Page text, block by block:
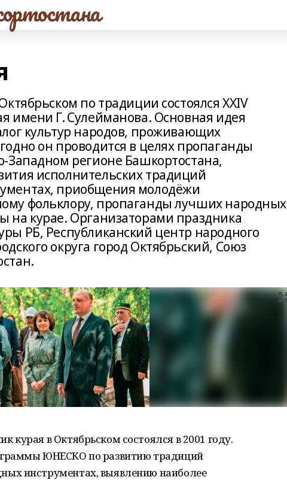
по традиции состоялся XXIV
имени Г. Сулейманова. Основная идея
культур народов, проживающих
он проводится в целях пропаганды
Западном регионе Башкортостана,
исполнительских традиций
приобщения молодёжи
фольклору, пропаганды лучших народных
на курае. Организаторами праздника
РБ, Республиканский центр народного
округа город Октябрьский, Союз
курая в Октябрьском состоялся в 2001 году.
ЮНЕСКО по развитию традиций
инструментах, выявлению наиболее